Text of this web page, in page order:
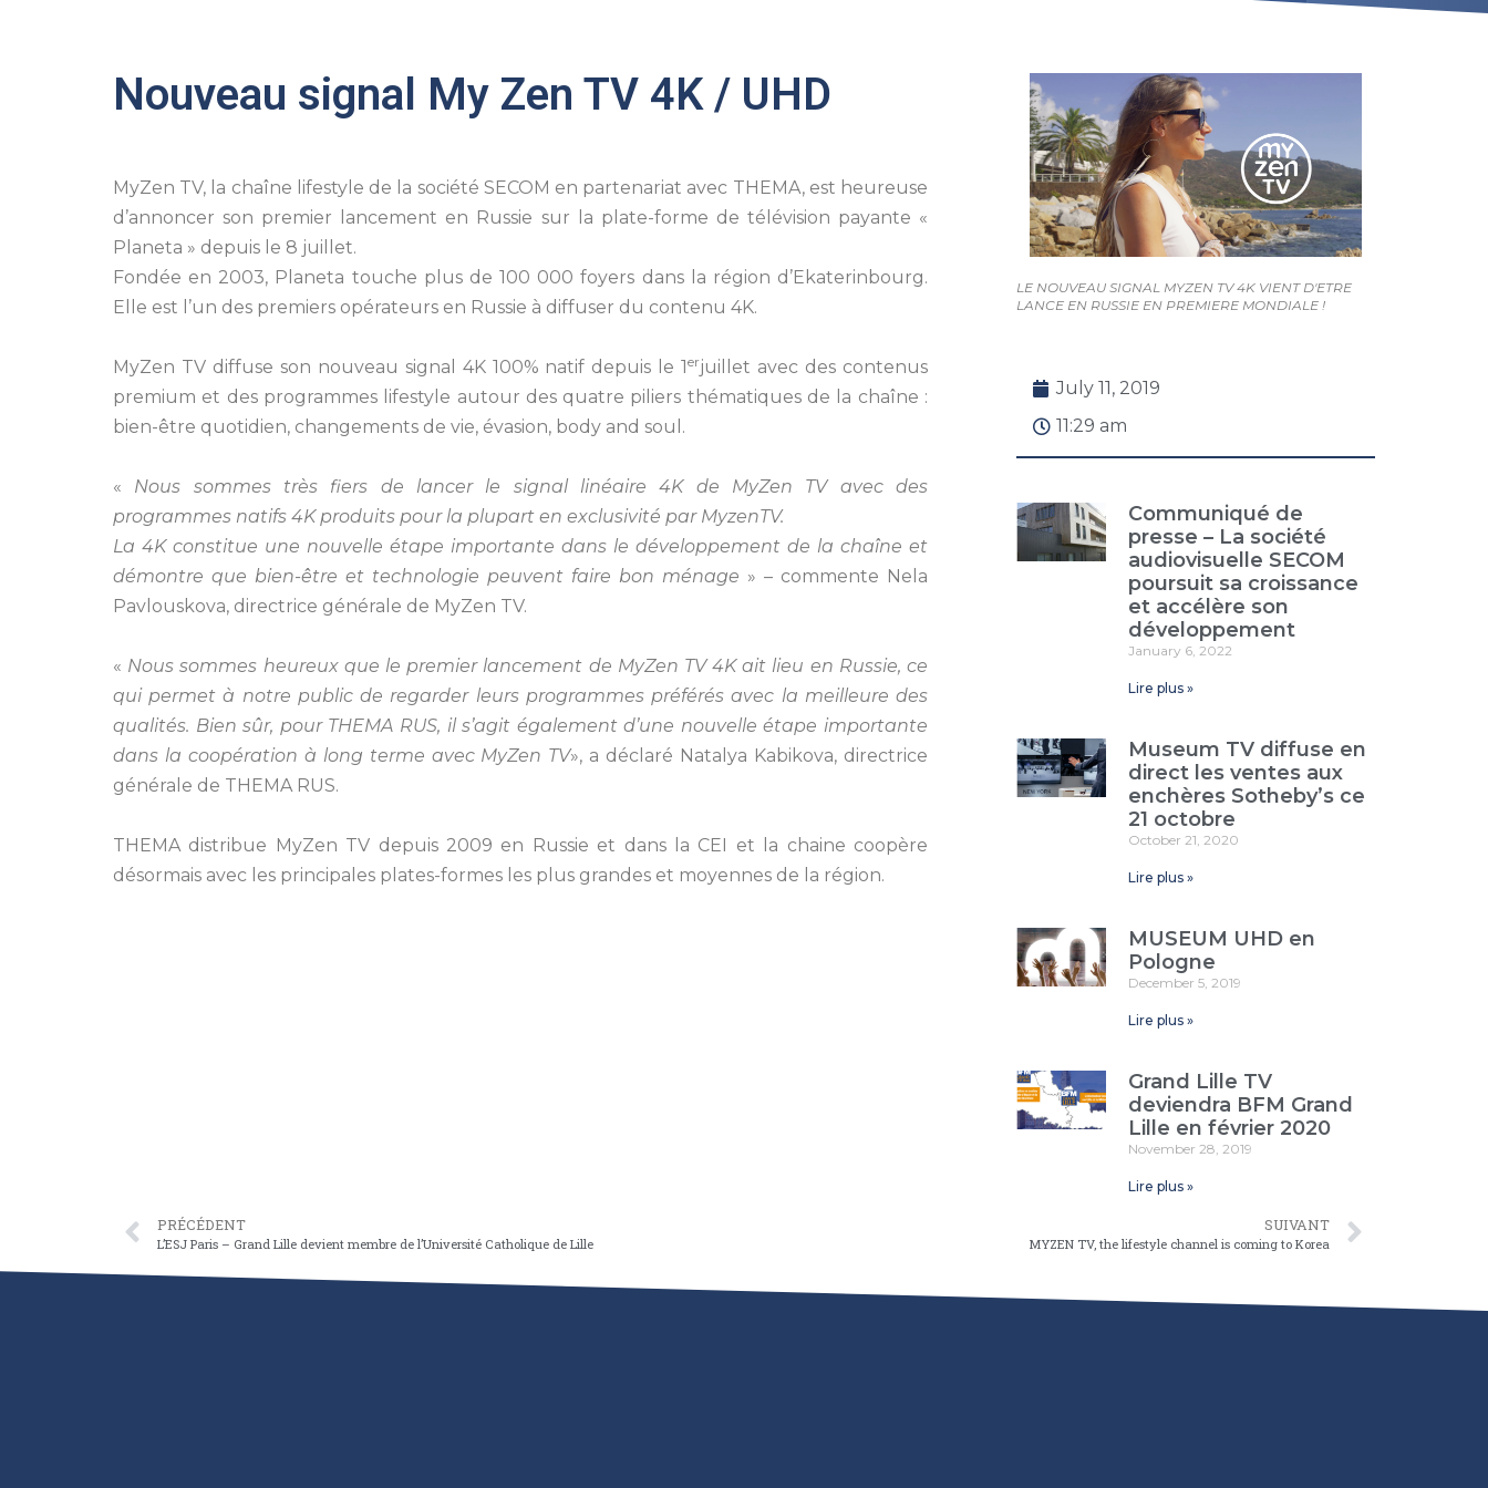
Nouveau signal My Zen TV 4K / UHD
MyZen TV, la chaîne lifestyle de la société SECOM en partenariat avec THEMA, est heureuse
d’annoncer son premier lancement en Russie sur la plate-forme de télévision payante «
Planeta » depuis le 8 juillet.
Fondée en 2003, Planeta touche plus de 100 000 foyers dans la région d’Ekaterinbourg.
Elle est l’un des premiers opérateurs en Russie à diffuser du contenu 4K.
MyZen TV diffuse son nouveau signal 4K 100% natif depuis le 1erjuillet avec des contenus
premium et des programmes lifestyle autour des quatre piliers thématiques de la chaîne :
bien-être quotidien, changements de vie, évasion, body and soul.
« Nous sommes très fiers de lancer le signal linéaire 4K de MyZen TV avec des
programmes natifs 4K produits pour la plupart en exclusivité par MyzenTV.
La 4K constitue une nouvelle étape importante dans le développement de la chaîne et
démontre que bien-être et technologie peuvent faire bon ménage » – commente Nela
Pavlouskova, directrice générale de MyZen TV.
« Nous sommes heureux que le premier lancement de MyZen TV 4K ait lieu en Russie, ce
qui permet à notre public de regarder leurs programmes préférés avec la meilleure des
qualités. Bien sûr, pour THEMA RUS, il s’agit également d’une nouvelle étape importante
dans la coopération à long terme avec MyZen TV», a déclaré Natalya Kabikova, directrice
générale de THEMA RUS.
THEMA distribue MyZen TV depuis 2009 en Russie et dans la CEI et la chaine coopère
désormais avec les principales plates-formes les plus grandes et moyennes de la région.
LE NOUVEAU SIGNAL MYZEN TV 4K VIENT D'ETRE
LANCE EN RUSSIE EN PREMIERE MONDIALE !
July 11, 2019
11:29 am
Communiqué de
presse – La société
audiovisuelle SECOM
poursuit sa croissance
et accélère son
développement
January 6, 2022
Lire plus »
Museum TV diffuse en
direct les ventes aux
enchères Sotheby’s ce
21 octobre
October 21, 2020
Lire plus »
MUSEUM UHD en
Pologne
December 5, 2019
Lire plus »
Grand Lille TV
deviendra BFM Grand
Lille en février 2020
November 28, 2019
Lire plus »
PRÉCÉDENT
L’ESJ Paris – Grand Lille devient membre de l’Université Catholique de Lille
SUIVANT
MYZEN TV, the lifestyle channel is coming to Korea